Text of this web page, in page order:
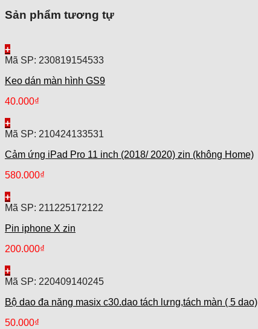
Sản phẩm tương tự
+
Mã SP: 230819154533
Keo dán màn hình GS9
40.000₫
+
Mã SP: 210424133531
Cảm ứng iPad Pro 11 inch (2018/ 2020) zin (không Home)
580.000₫
+
Mã SP: 211225172122
Pin iphone X zin
200.000₫
+
Mã SP: 220409140245
Bộ dao đa năng masix c30.dao tách lưng,tách màn ( 5 dao)
50.000₫